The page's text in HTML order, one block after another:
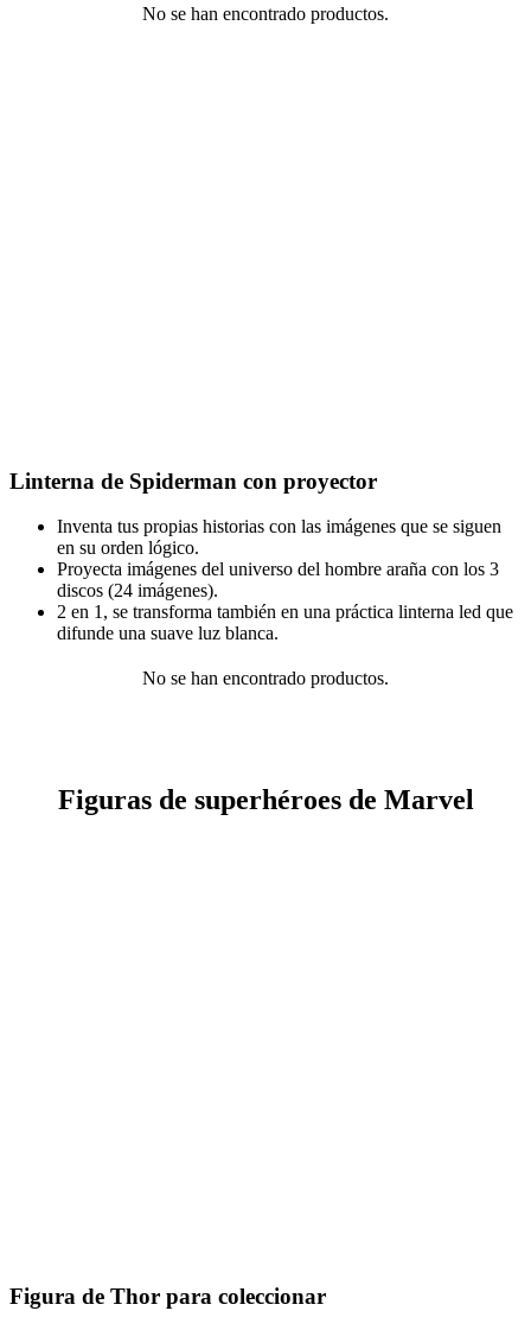
No se han encontrado productos.
Linterna de Spiderman con proyector
Inventa tus propias historias con las imágenes que se siguen
en su orden lógico.
Proyecta imágenes del universo del hombre araña con los 3
discos (24 imágenes).
2 en 1, se transforma también en una práctica linterna led que
difunde una suave luz blanca.
No se han encontrado productos.
Figuras de superhéroes de Marvel
Figura de Thor para coleccionar